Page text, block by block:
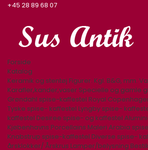
+45 28 89 68 07
Forside
Katalog
Keramik og stentøj Figurer. Kgl. B&G, mm.
Karafler,kander,vaser Specielle og gamle
Grøndahl spise-kaffestel Royal
Tyske spise- kaffestel Lyngby spise-
kaffestel Desiree spise- og kaffestel
Kjøbenhavns Porcellains Maleri Arabia
Knabstrup spise-kaffestel Diverse spise-
årsklokker/ Årskrus Lamper/belysning